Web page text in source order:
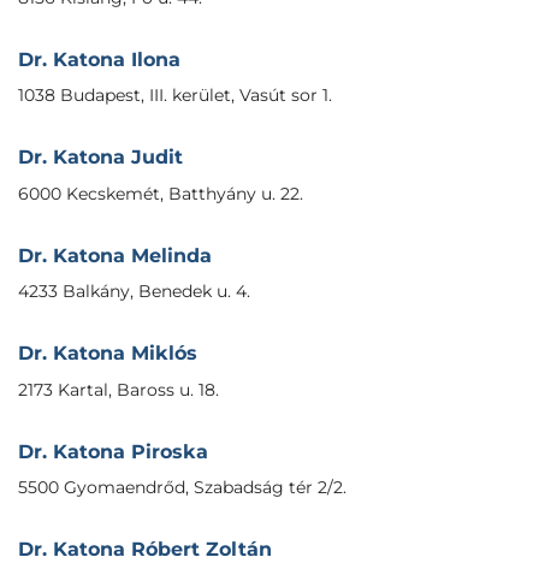
Dr. Katona Ilona
1038 Budapest, III. kerület, Vasút sor 1.
Dr. Katona Judit
6000 Kecskemét, Batthyány u. 22.
Dr. Katona Melinda
4233 Balkány, Benedek u. 4.
Dr. Katona Miklós
2173 Kartal, Baross u. 18.
Dr. Katona Piroska
5500 Gyomaendrőd, Szabadság tér 2/2.
Dr. Katona Róbert Zoltán